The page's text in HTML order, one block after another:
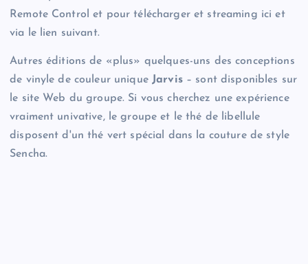
Remote Control et pour télécharger et streaming ici et
via le lien suivant.
Autres éditions de «plus» quelques-uns des conceptions
de vinyle de couleur uniqueJarvis – sont disponibles sur
le site Web du groupe. Si vous cherchez une expérience
vraiment univative, le groupe et le thé de libellule
disposent d'un thé vert spécial dans la couture de style
Sencha.